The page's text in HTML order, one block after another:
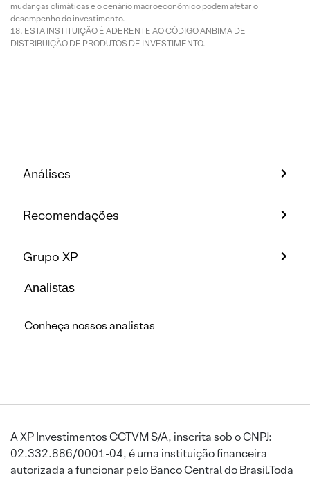
mudanças climáticas e o cenário macroeconômico podem afetar o
desempenho do investimento.
ESTA INSTITUIÇÃO É ADERENTE AO CÓDIGO ANBIMA DE
DISTRIBUIÇÃO DE PRODUTOS DE INVESTIMENTO.
Análises
Recomendações
Grupo XP
Analistas
Conheça nossos analistas
A XP Investimentos CCTVM S/A, inscrita sob o CNPJ:
02.332.886/0001-04, é uma instituição financeira
autorizada a funcionar pelo Banco Central do Brasil.Toda